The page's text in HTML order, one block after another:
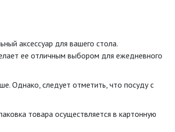
аксессуар для вашего стола.
ее отличным выбором для ежедневного
Однако, следует отметить, что посуду с
товара осуществляется в картонную